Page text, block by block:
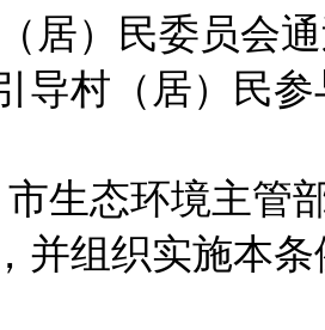
居）民委员会
导村（居）民
生态环境主管
并组织实施本